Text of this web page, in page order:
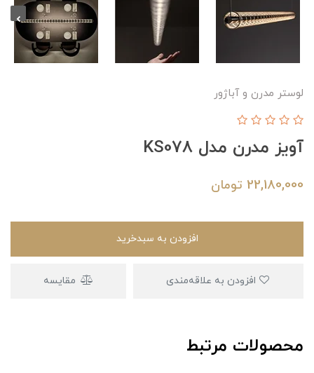
لوستر مدرن و آباژور
آویز مدرن مدل KS078
22,180,000 تومان
افزودن به سبدخرید
مقایسه
محصولات مرتبط